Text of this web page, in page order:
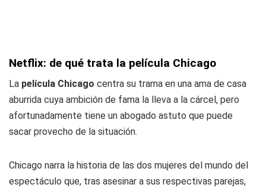
Netflix: de qué trata la película Chicago
La película Chicago centra su trama en una ama de casa
aburrida cuya ambición de fama la lleva a la cárcel, pero
afortunadamente tiene un abogado astuto que puede
sacar provecho de la situación.
Chicago narra la historia de las dos mujeres del mundo del
espectáculo que, tras asesinar a sus respectivas parejas,